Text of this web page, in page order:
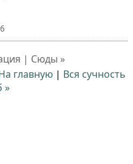
| Сюды »
главную| Вся сучность
»